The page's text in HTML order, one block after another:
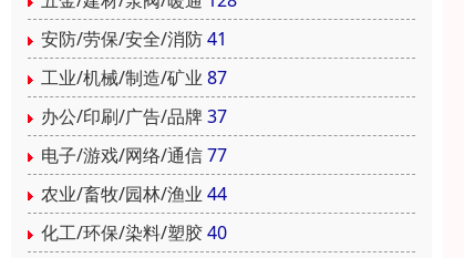
安防/劳保/安全/消防41
工业/机械/制造/矿业 87
办公/印刷/广告/品牌37
电子/游戏/网络/通信77
农业/畜牧/园林/渔业 44
化工/环保/染料/塑胶40